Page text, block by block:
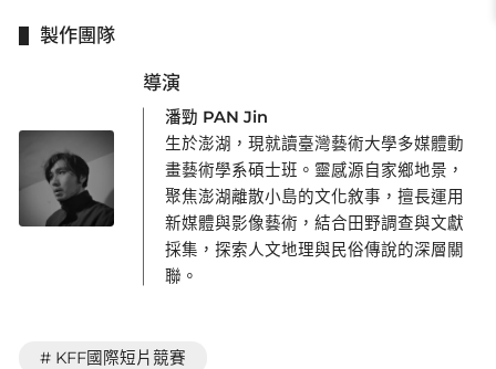
製作團隊
導演
潘勁 PAN Jin
生於澎湖，現就讀臺灣藝術大學多媒體動
畫藝術學系碩士班。靈感源自家鄉地景，
聚焦澎湖離散小島的文化敘事，擅長運用
新媒體與影像藝術，結合田野調查與文獻
採集，探索人文地理與民俗傳說的深層關
聯。
# KFF國際短片競賽